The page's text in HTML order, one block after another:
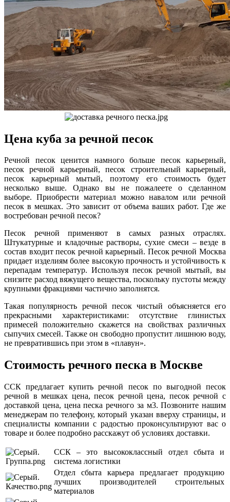
Цена куба за речной песок
Речной песок ценится намного больше песок карьерный,
песок речной карьерный, песок строительный карьерный,
песок карьерный мытый, поэтому его стоимость будет
несколько выше. Однако вы не пожалеете о сделанном
выборе. Приобрести материал можно навалом или речной
песок в мешках. Это зависит от объема ваших работ. Где же
востребован речной песок?
Песок речной применяют в самых разных отраслях.
Штукатурные и кладочные растворы, сухие смеси – везде в
состав входит песок речной карьерный. Песок речной Москва
придает изделиям более высокую прочность и устойчивость к
перепадам температур. Используя песок речной мытый, вы
снизите расход вяжущего вещества, поскольку пустоты между
крупными фракциями частично заполнятся.
Такая популярность речной песок чистый объясняется его
прекрасными характеристиками: отсутствие глинистых
примесей положительно скажется на свойствах различных
сыпучих смесей. Также он свободно пропустит лишнюю воду,
не превратившись при этом в «плавун».
Стоимость речного песка в Москве
ССК предлагает купить речной песок по выгодной песок
речной в мешках цена, песок речной цена, песок речной с
доставкой цена, цена песка речного за м3. Позвоните нашим
менеджерам по телефону, который указан вверху страницы, и
специалисты компании с радостью проконсультируют вас о
товаре и более подробно расскажут об условиях доставки.
ССК – это высококлассный отдел сбыта и
система логистики
Отдел сбыта карьера предлагает продукцию
лучших производителей строительных
материалов